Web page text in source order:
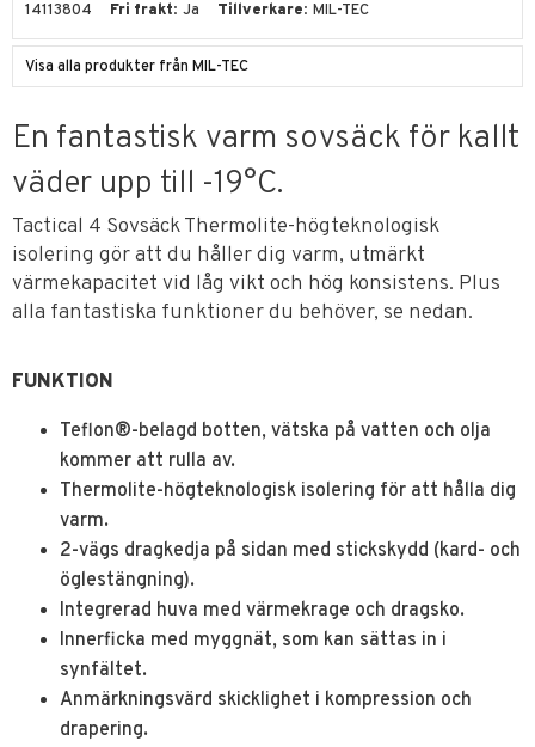
14113804
Fri frakt Ja Tillverkare MIL-TEC
Visa alla produkter från MIL-TEC
En fantastisk varm sovsäck för kallt
väder upp till -19°C.
Tactical 4 Sovsäck Thermolite-högteknologisk
isolering gör att du håller dig varm, utmärkt
värmekapacitet vid låg vikt och hög konsistens. Plus
alla fantastiska funktioner du behöver, se nedan.
FUNKTION
Teflon®-belagd botten, vätska på vatten och olja
kommer att rulla av.
Thermolite-högteknologisk isolering för att hålla dig
varm.
2-vägs dragkedja på sidan med stickskydd (kard- och
öglestängning).
Integrerad huva med värmekrage och dragsko.
Innerficka med myggnät, som kan sättas in i
synfältet.
Anmärkningsvärd skicklighet i kompression och
drapering.